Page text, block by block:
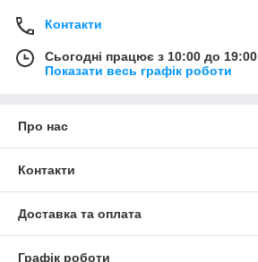
Контакти
Сьогодні працює з 10:00 до 19:00
Показати весь графік роботи
Про нас
Контакти
Доставка та оплата
Графік роботи